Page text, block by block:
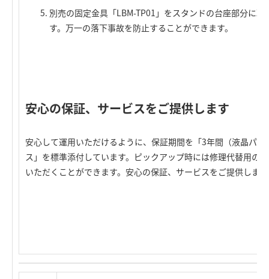
別売の固定金具「LBM-TP01」をスタンドの台座部分に
す。万一の落下事故を防止することができます。
安心の保証、サービスをご提供します
安心して運用いただけるように、保証期間を「3年間（液晶パ
ス」を標準添付しています。ピックアップ時には修理代替用の
いただくことができます。安心の保証、サービスをご提供しま